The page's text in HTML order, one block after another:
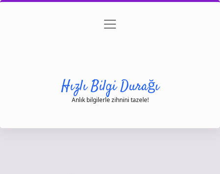
Gizlilik Politikası
menüyü
Hızlı Bilgi Durağı
Anlık bilgilerle zihnini tazele!